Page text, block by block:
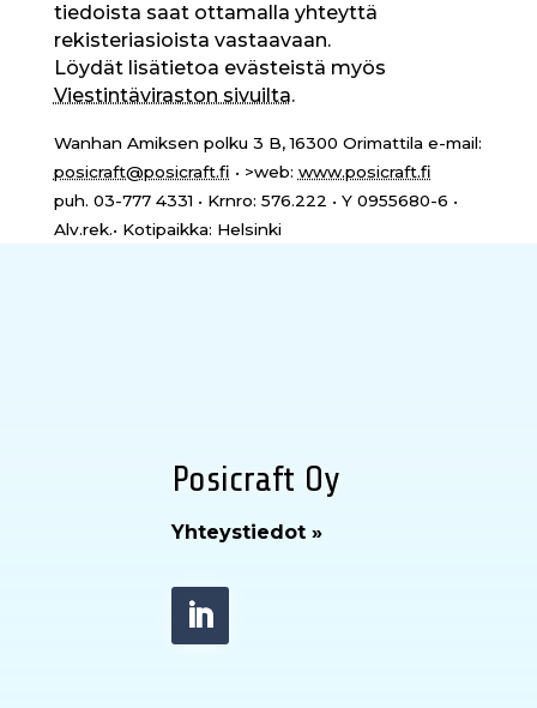
tiedoista saat ottamalla yhteyttä
rekisteriasioista vastaavaan.
Löydät lisätietoa evästeistä myös
Viestintäviraston sivuilta.
Wanhan Amiksen polku 3 B, 16300 Orimattila e-mail:
posicraft@posicraft.fi • >web: www.posicraft.fi
puh. 03-777 4331 • Krnro: 576.222 • Y 0955680-6 •
Alv.rek.• Kotipaikka: Helsinki
Posicraft Oy
Yhteystiedot »